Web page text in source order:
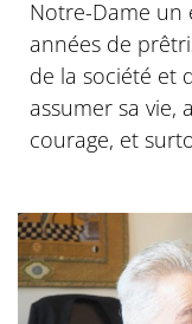
Notre-Dame un
années de
de la société et
assumer sa vie,
courage, et